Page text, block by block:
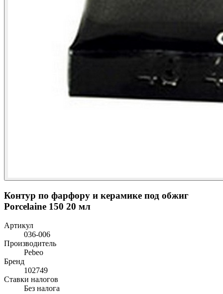
Контур по фарфору и керамике под обжиг
Porcelaine 150 20 мл
Артикул
036-006
Производитель
Pebeo
Бренд
102749
Ставки налогов
Без налога